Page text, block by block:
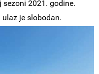
2021. godine.
je slobodan.